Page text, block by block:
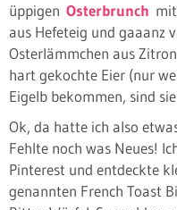
üppigen Osterbrunch
aus Hefeteig und gaaanz
Osterlämmchen aus
hart gekochte Eier (nur
Eigelb bekommen, sind
Ok, da hatte ich also
Fehlte noch was Neues!
Pinterest und entdeckte
genannten French Toast